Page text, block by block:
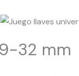
32 mm